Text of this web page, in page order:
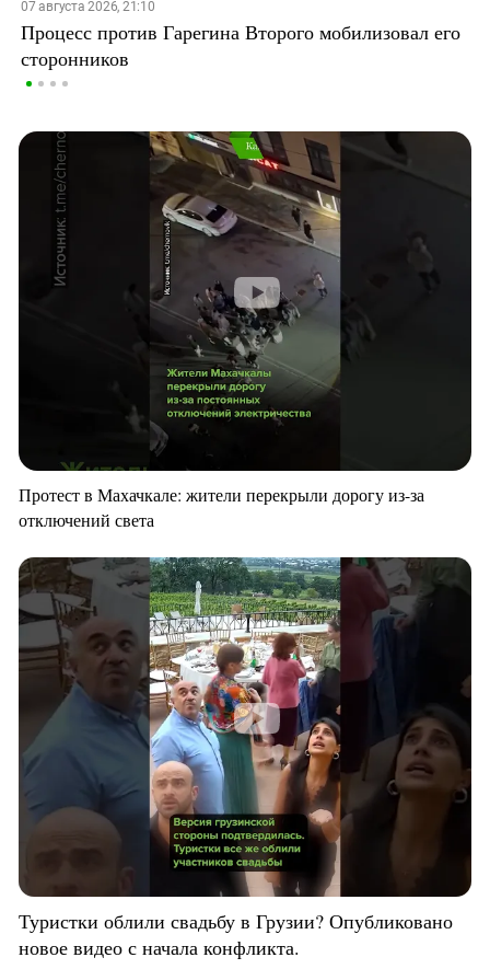
07 августа 2026, 21:10
Процесс против Гарегина Второго мобилизовал его
сторонников
Протест в Махачкале: жители перекрыли дорогу из-за
отключений света
Туристки облили свадьбу в Грузии? Опубликовано
новое видео с начала конфликта.